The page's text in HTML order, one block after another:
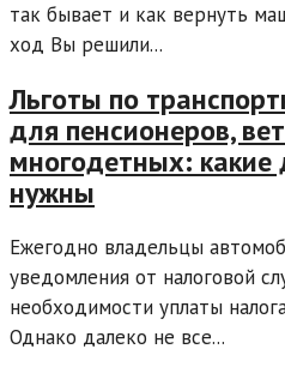
так бывает и как вернуть
ход Вы решили...
Льготы по
для пенсионеров,
многодетных: какие
нужны
Ежегодно владельцы
уведомления от налоговой
необходимости уплаты
Однако далеко не все...